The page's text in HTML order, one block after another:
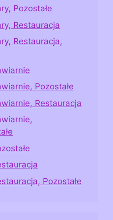
Pozostałe
Restauracja
Restauracja,
Pozostałe
Restauracja
Pozostałe